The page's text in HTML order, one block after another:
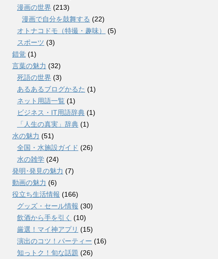
漫画の世界 (213)
漫画で自分を鼓舞する (22)
オトナコドモ（特撮・趣味）
(5)
スポーツ (3)
錯覚 (1)
言葉の魅力 (32)
死語の世界 (3)
あるあるブログかるた (1)
ネット用語一覧 (1)
ビジネス・IT用語辞典 (1)
「人生の真実」辞典 (1)
水の魅力 (51)
全国・水施設ガイド (26)
水の雑学 (24)
発明･発見の魅力 (7)
動画の魅力 (6)
役立ち生活情報 (166)
グッズ・セール情報 (30)
飲酒から手を引く (10)
厳選！マイ神アプリ (15)
演出のコツ！パーティー (16)
知っトク！旬な話題 (26)